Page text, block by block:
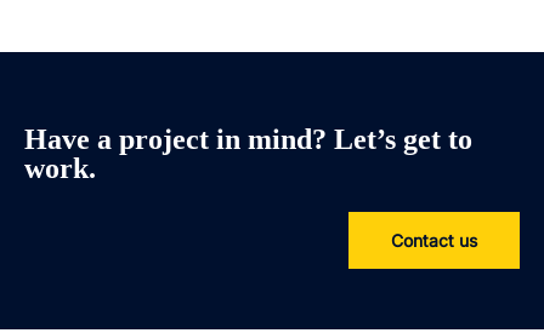
Have a project in mind? Let’s get to
work.
Contact us